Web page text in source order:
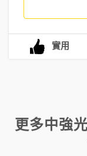
實用
更多中強